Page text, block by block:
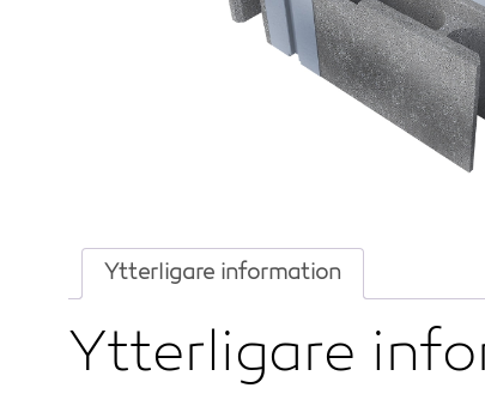
Ytterligare information
Ytterligare